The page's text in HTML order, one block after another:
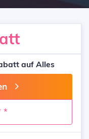
auf Alles
*